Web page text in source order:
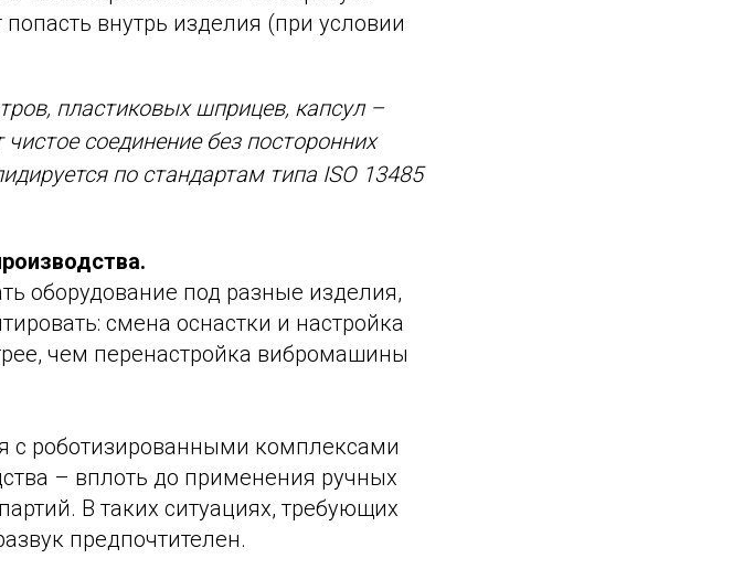
внутрь изделия (при условии
пластиковых шприцев, капсул –
соединение без посторонних
по стандартам типа ISO 13485
оборудование под разные изделия,
смена оснастки и настройка
чем перенастройка вибромашины
с роботизированными комплексами
– вплоть до применения ручных
В таких ситуациях, требующих
предпочтителен.